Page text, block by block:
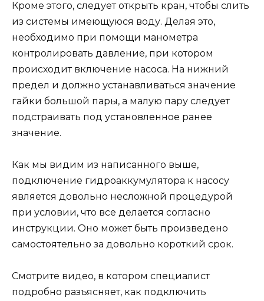
Кроме этого, следует открыть кран, чтобы слить
из системы имеющуюся воду. Делая это,
необходимо при помощи манометра
контролировать давление, при котором
происходит включение насоса. На нижний
предел и должно устанавливаться значение
гайки большой пары, а малую пару следует
подстраивать под установленное ранее
значение.
Как мы видим из написанного выше,
подключение гидроаккумулятора к насосу
является довольно несложной процедурой
при условии, что все делается согласно
инструкции. Оно может быть произведено
самостоятельно за довольно короткий срок.
Смотрите видео, в котором специалист
подробно разъясняет, как подключить